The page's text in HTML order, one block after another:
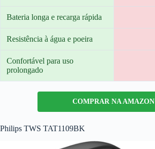
Bateria longa e recarga rápida
Resistência à água e poeira
Confortável para uso
prolongado
COMPRAR NA AMAZON
Philips TWS TAT1109BK